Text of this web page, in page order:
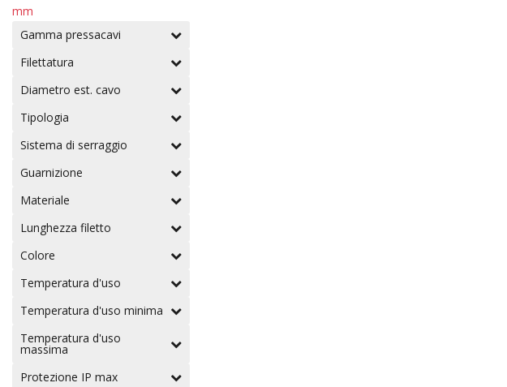
mm
Gamma pressacavi
Filettatura
Diametro est. cavo
Tipologia
Sistema di serraggio
Guarnizione
Materiale
Lunghezza filetto
Colore
Temperatura d'uso
Temperatura d'uso minima
Temperatura d'uso
massima
Protezione IP max